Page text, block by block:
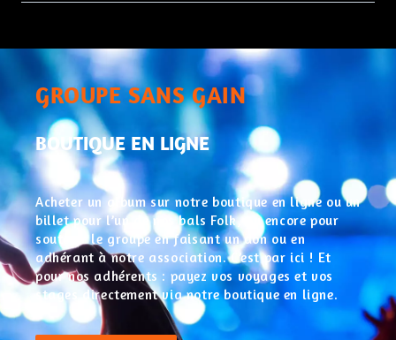
GROUPE SANS GAIN
BOUTIQUE EN LIGNE
Acheter un album sur notre boutique en ligne ou un
billet pour l’un de nos bals Folk, ou encore pour
soutenir le groupe en faisant un don ou en
adhérant à notre association. C’est par ici ! Et
pour nos adhérents : payez vos voyages et vos
stages directement via notre boutique en ligne.